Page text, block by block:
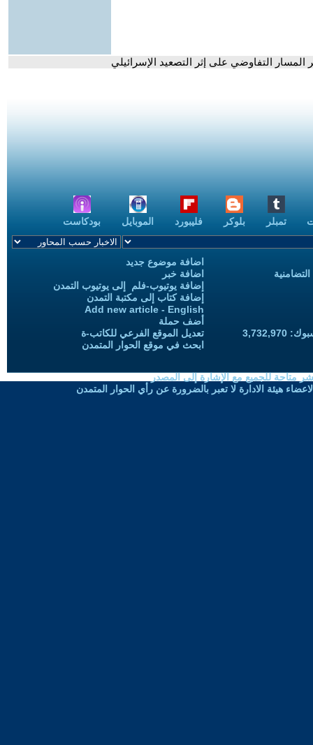
تمبلر بلوكر فليبورد الموبايل بودكاست
اضافة موضوع جديد
اضافة خبر
إضافة يوتيوب-فلم إلى يوتيوب التمدن
إضافة كتاب إلى مكتبة التمدن
Add new article - English
أضف حملة
تعديل الموقع الفرعي للكاتب-ة
ابحث في موقع الحوار المتمدن
متاحة للجميع مع الإشارة إلى المصدر
هيئة الادارة لا تعبر بالضرورة عن رأي الحوار المتمدن